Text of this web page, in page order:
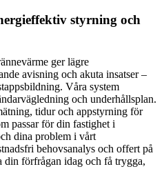
styrning och
ger lägre
avisning och akuta insatser –
Våra system
och underhållsplan.
tidur och appstyrning för
passar för din fastighet i
dina problem i vårt
behovsanalys och offert på
din förfrågan idag och få trygga,